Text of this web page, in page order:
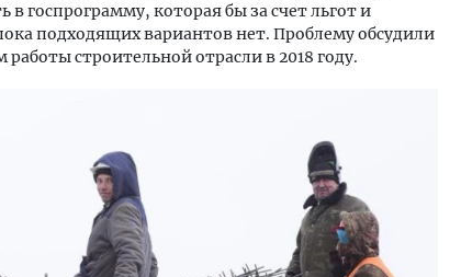
госпрограмму, которая бы за счет льгот и
подходящих вариантов нет. Проблему обсудили
строительной отрасли в 2018 году.